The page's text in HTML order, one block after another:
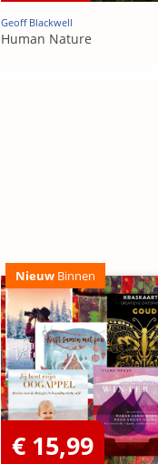
Geoff Blackwell
Human Nature
Nieuw Binnen
€ 15,99